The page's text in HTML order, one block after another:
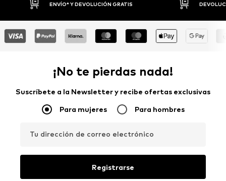
DEVOLUCIONES HASTA 30 DÍAS
¡No te pierdas nada!
Suscríbete a la Newsletter y recibe ofertas exclusivas
Para mujeres Para hombres
Tu dirección de correo electrónico
Registrarse